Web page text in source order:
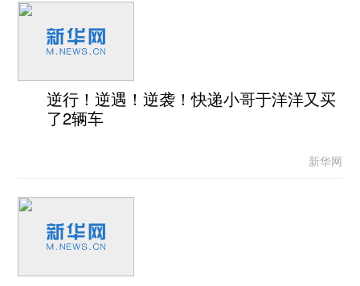
逆行！逆遇！逆袭！快递小哥于洋洋又买
了2辆车
新华网